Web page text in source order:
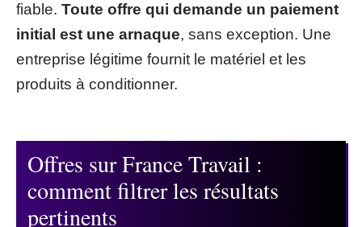
fiable. Toute offre qui demande un paiement
initial est une arnaque, sans exception. Une
entreprise légitime fournit le matériel et les
produits à conditionner.
Offres sur France Travail :
comment filtrer les résultats
pertinents